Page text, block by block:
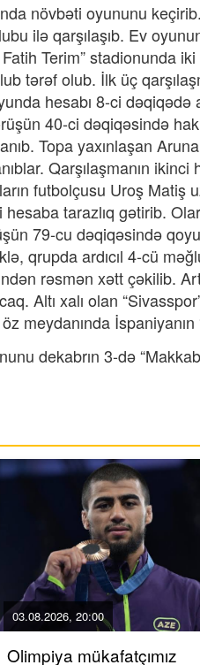
növbəti oyununu
ilə qarşılaşıb. Ev
Terim” stadionunda
tərəf olub. İlk üç
hesabı 8-ci dəqiqədə
40-ci dəqiqəsində
Topa yaxınlaşan
Qarşılaşmanın
futbolçusu Uroş Matiş
tarazlıq gətirib.
79-cu dəqiqəsində
qrupda ardıcıl 4-cü
rəsmən xətt çəkilib.
Altı xalı olan
meydanında
dekabrın 3-də
03.08.2026, 20:00
Olimpiya mükafatçımız